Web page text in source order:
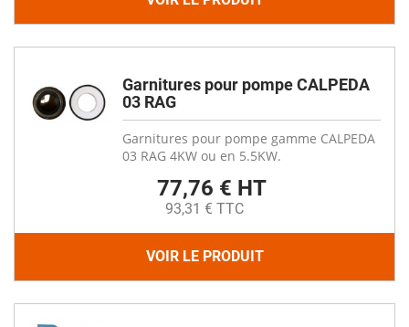
Garnitures pour pompe CALPEDA
03 RAG
Garnitures pour pompe gamme CALPEDA
03 RAG 4KW ou en 5.5KW.
77,76 € HT
93,31 € TTC
VOIR LE PRODUIT